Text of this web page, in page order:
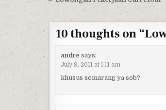
10 thoughts on “
andre says:
July 9, 2011 at 1:11 am
khusus semarang ya sob?